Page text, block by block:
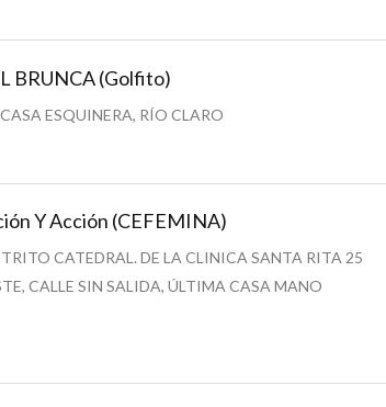
BRUNCA (Golfito)
ESQUINERA, RÍO CLARO
Y Acción (CEFEMINA)
CATEDRAL. DE LA CLINICA SANTA RITA 25
CALLE SIN SALIDA, ÚLTIMA CASA MANO